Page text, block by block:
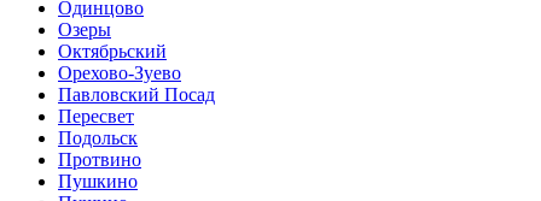
Одинцово
Озеры
Октябрьский
Орехово-Зуево
Павловский Посад
Пересвет
Подольск
Протвино
Пушкино